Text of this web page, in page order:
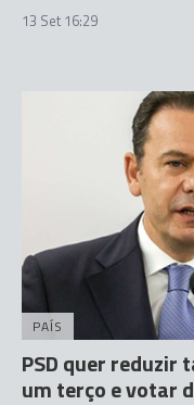
13 Set 16:29
PAÍS
PSD quer reduzir
um terço e votar